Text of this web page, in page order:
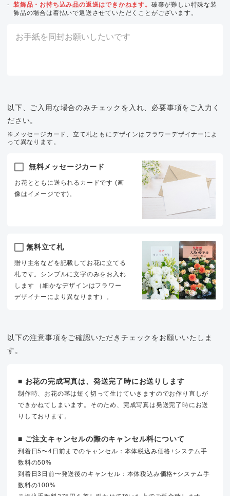
装飾品・お持ち込み品の返送はできかねます。 破棄が難しい特殊な装
飾品の場合は着払いで返送させていただくことがございます。
以下、ご入用な場合のみチェックを入れ、必要事項をご入力く
ださい。
※メッセージカード、立て札ともにデザインはフラワーデザイナーによ
って異なります。
無料メッセージカード
お花とともに送られるカードです (画
像はイメージです)。
無料立て札
贈り主名などを記載してお花に立てる
札です。シンプルに文字のみをお入れ
します （細かなデザインはフラワー
デザイナーにより異なります）。
以下の注意事項をご確認いただきチェックをお願いいたしま
す。
■ お花の完成写真は、発送完了時にお送りします
制作時、お花の茎は短く切って生けていきますのでお作り直しが
できかねてしまいます。そのため、完成写真は発送完了時にお送
りしております。
■ ご注文キャンセルの際のキャンセル料について
到着日5〜4日前までのキャンセル：本体税込み価格+システム手
数料の50%
到着日3日前〜発送後のキャンセル：本体税込み価格+システム手
数料の100%